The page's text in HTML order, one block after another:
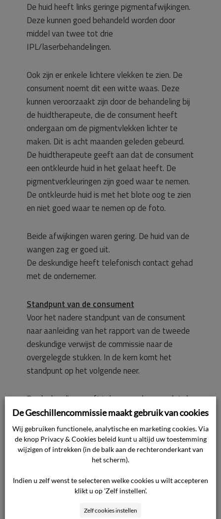
De huid heeft links geringe pigmentafwijkingen.
Deze kunnen goed behandeld worden door
middel van twee tot drie
IPL/laserbehandelingen.
Ook zijn er enkele lichtere vlekken te zien. De
consument noemt dit een witte waas. Deze
kunnen veroorzaakt zijn door de behandeling bij
de huidtherapeute, die de consument heeft
ondergaan om de pigmentvlekken lichter te
maken. Dit is acht maanden geleden gebeurd.
De huidtherapeute geeft aan dat de consument
een ontkleurde huid in het gelaat heeft. De
pigmentverkleuringen zijn goed waar te nemen.
De ontkleurde huid is met het blote oog te zien
en niet goed waar te nemen op de foto.
Beide afwijkingen waren gering. De huid van de
wangen zag er goed uit.
De deskundige heeft telefonisch contact gehad
met de ondernemer.
Standpunt van de consument
Voor het nadere standpunt van de consument
naar aanleiding van het rapport van de tweede
deskundige verwijst de commissie naar de
overgelegde stukken. In de kern komt het
standpunt op het volgende neer.
De deskundige geeft in haar verslag aan dat de
consument voor behandelingen bij de
huidtherapeut geweest is. Dit klopt niet. Zij is
daar eenmalig geweest om haar gelaat te
laten beoordelen. De consument heeft haar
gezicht al twee jaar niet meer laten
behandelen, om een bewijs te hebben wat zij
heeft overgehouden aan de behandeling. De
consument heeft eerder haar huid door een
De Geschillencommissie maakt gebruik van cookies
Wij gebruiken functionele, analytische en marketing cookies. Via
de knop Privacy & Cookies beleid kunt u altijd uw toestemming
wijzigen of intrekken (in de balk aan de rechteronderkant van
het scherm).
Indien u zelf wenst te selecteren welke cookies u wilt accepteren
klikt u op 'Zelf instellen'.
Zelf cookies instellen